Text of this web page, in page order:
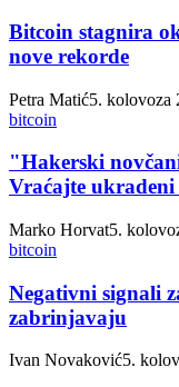
Bitcoin stagnira
nove rekorde
Petra Matić5. kolovoza
bitcoin
"Hakerski
Vraćajte
Marko Horvat5.
bitcoin
Negativni signali
zabrinjavaju
Ivan Novaković5.